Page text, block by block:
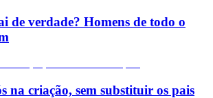
de verdade? Homens de todo o
na criação, sem substituir os pais